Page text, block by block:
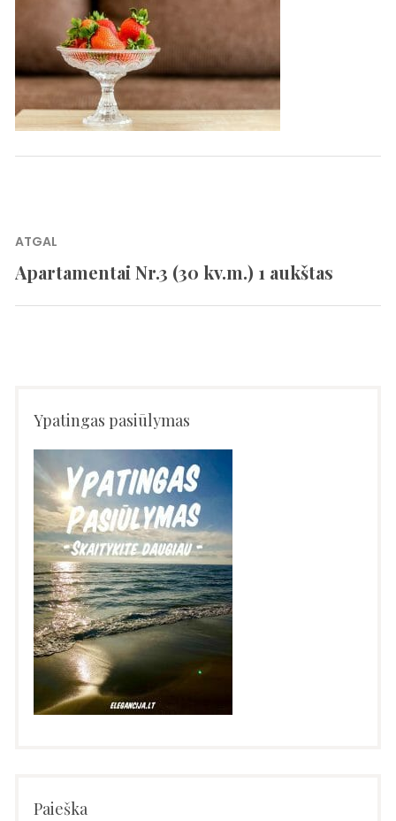
Navigacija
tarp
ATGAL
Previous
Apartamentai Nr.3 (30 kv.m.) 1 aukštas
Ypatingas pasiūlymas
Paieška